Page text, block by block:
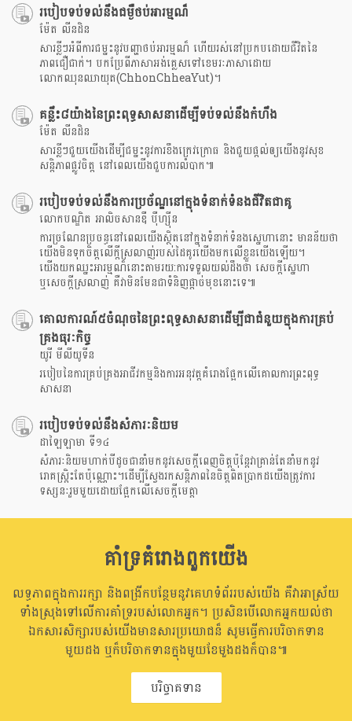
របៀបទប់ទល់នឹងជម្ងឺថប់អារម្មណ៏​
ម៉ែត លីនដិន
សារខ្លីៗអំពីការជម្នះនូវបញ្ហាថប់អារម្មណ៏ ហើយរស់នៅប្រកបដោយជីវិតនៃ
ភាពជឿជាក់។ បកប្រែពីភាសាអង់គ្លេសទៅខេមរៈភាសាដោយ
លោកឈុនឈាយុត(ChhonChheaYut)។
គន្លឹះ៨យ៉ាងនៃព្រះពុទ្ធសាសនាដើម្បីទប់ទល់នឹងកំហឹង
ម៉ែត លីនដិន
សារខ្លីៗជួយយើងដើម្បីជម្នះនូវការខឹងក្រេវក្រោធ និងជួយផ្តល់ឲ្យយើងនូវសុខ
សន្តិភាពផ្លូវចិត្ត នៅពេលយើងជួបការលំបាក៕
របៀបទប់ទល់នឹងការប្រច័ណ្ឌនៅក្នុងទំនាក់ទំនងជីវិតជាគូ
លោកបណ្ឌិត អាលិចសានឌឺ បុឺហ្សុីន
ការច្រណែនប្រចន្ធនៅពេលយើងស្ថិតនៅក្នុងទំនាក់ទំនងសេ្នហានោះ មានន័យថា
យើងមិនទុកចិត្តលើក្តីស្រលាញ់របស់ដៃគូរយើងមកលើខ្លួនយើងឡើយ។
យើងយកឈ្នះអារម្មណ៏នោះតាមរយ:ការទទួលយល់ដឹងថា សេចក្តីសេ្នហា
ឬសេចក្តីស្រលាញ់ គឺវាមិនមែនជាទំនិញផ្តាច់មុខនោះទេ៕
គោលការណ៍៥ចំណុចនៃព្រះពុទ្ធសាសនាដើម្បីជាជំនួយក្នុងការគ្រប់
គ្រងធុរៈកិច្ច
យូរី មីលីយូទីន
របៀបនៃការគ្រប់គ្រងអាជីវកម្មនិងការអនុវត្តគំរោងផ្អែកលើគោលការព្រះពុទ្ធ
សាសនា
របៀបទប់ទល់នឹងសំភារៈនិយម
ដាឡៃឡាមា ទី១៤
សំភារៈនិយមហាក់បីដូចជានាំមកនូវសេចក្តីពេញចិត្តប៉ុន្តែវាគ្រាន់តែនាំមកនូវ
រោគស្រ្តិះតែប៉ុណ្ណោះ។ដើម្បីស្វែងរកសន្តិភាពនៃចិត្តពិតប្រាកដយើងត្រូវការ
ទស្សនៈរួមមួយដោយផ្អែកលើសេចក្តីមេត្តា
គាំទ្រគំរោងពួកយើង
លទ្ធភាពក្នុងការរក្សា និងពង្រីកបន្ថែមនូវគេហទំព័ររបស់យើង គឺវាអាស្រ័យ
ទាំងស្រុងទៅលើការគាំទ្ររបស់លោកអ្នក។ ប្រសិនបើលោកអ្នកយល់ថា
ឯកសារសិក្សារបស់យើងមានសារប្រយោជន៏ សូមធ្វើការបរិចាកទាន
មួយដង ឬក៏បរិចាកទានក្នុងមួយខែមួងដងក៏បាន៕
បរិច្ចាគទាន